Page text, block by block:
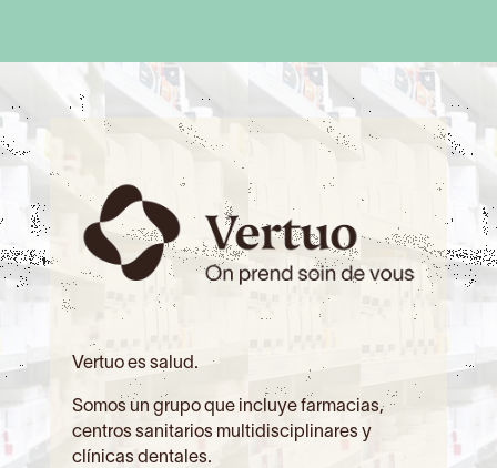
Vertuo es salud.
Somos un grupo que incluye farmacias,
centros sanitarios multidisciplinares y
clínicas dentales.